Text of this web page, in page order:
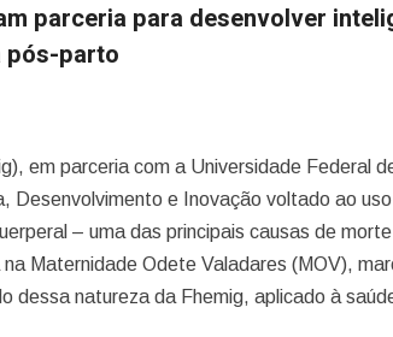
parceria para desenvolver
pós-parto
em parceria com a Universidade Federal
Desenvolvimento e Inovação voltado ao uso
– uma das principais causas de morte
Maternidade Odete Valadares (MOV),
dessa natureza da Fhemig, aplicado à